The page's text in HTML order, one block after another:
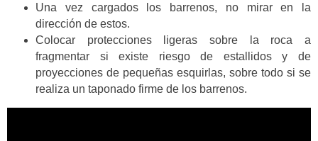
Una vez cargados los barrenos, no mirar en la
dirección de estos.
Colocar protecciones ligeras sobre la roca a
fragmentar si existe riesgo de estallidos y de
proyecciones de pequeñas esquirlas, sobre todo si se
realiza un taponado firme de los barrenos.